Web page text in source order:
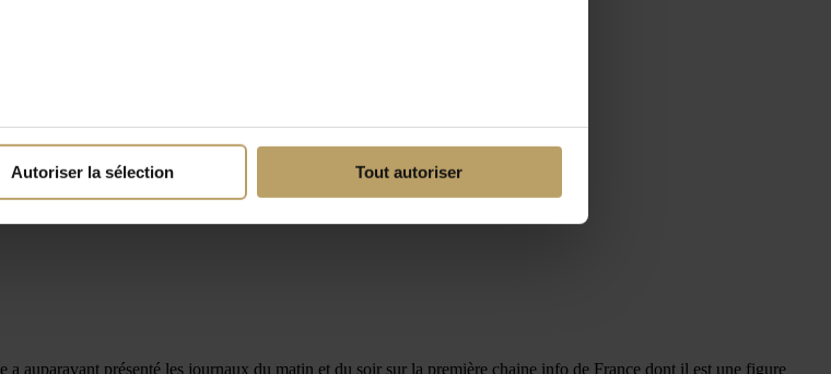
Autoriser la sélection Tout autoriser
auparavant présenté les journaux du matin et du soir sur la première chaine info de France dont il est une figure